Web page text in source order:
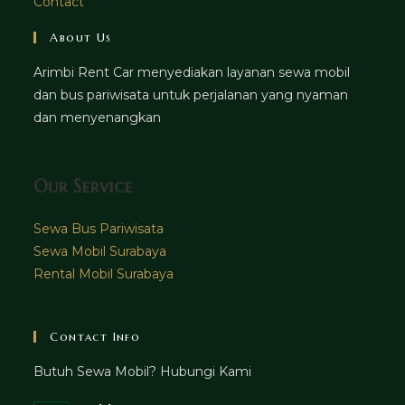
About Us
Arimbi Rent Car menyediakan layanan sewa mobil
dan bus pariwisata untuk perjalanan yang nyaman
dan menyenangkan
Our Service
Sewa Bus Pariwisata
Sewa Mobil Surabaya
Rental Mobil Surabaya
Contact Info
Butuh Sewa Mobil? Hubungi Kami